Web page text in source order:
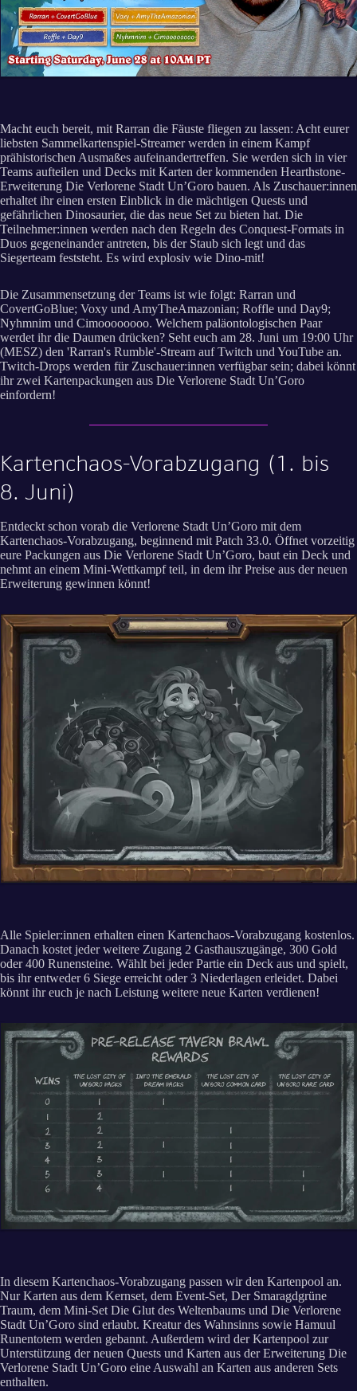
Macht euch bereit, mit Rarran die Fäuste fliegen zu lassen: Acht eurer
liebsten Sammelkartenspiel-Streamer werden in einem Kampf
prähistorischen Ausmaßes aufeinandertreffen. Sie werden sich in vier
Teams aufteilen und Decks mit Karten der kommenden Hearthstone-
Erweiterung Die Verlorene Stadt Un’Goro bauen. Als Zuschauer:innen
erhaltet ihr einen ersten Einblick in die mächtigen Quests und
gefährlichen Dinosaurier, die das neue Set zu bieten hat. Die
Teilnehmer:innen werden nach den Regeln des Conquest-Formats in
Duos gegeneinander antreten, bis der Staub sich legt und das
Siegerteam feststeht. Es wird explosiv wie Dino-mit!
Die Zusammensetzung der Teams ist wie folgt: Rarran und
CovertGoBlue; Voxy und AmyTheAmazonian; Roffle und Day9;
Nyhmnim und Cimoooooooo. Welchem paläontologischen Paar
werdet ihr die Daumen drücken? Seht euch am 28. Juni um 19:00 Uhr
(MESZ) den 'Rarran's Rumble'-Stream auf Twitch und YouTube an.
Twitch-Drops werden für Zuschauer:innen verfügbar sein; dabei könnt
ihr zwei Kartenpackungen aus Die Verlorene Stadt Un’Goro
einfordern!
Kartenchaos-Vorabzugang (1. bis
8. Juni)
Entdeckt schon vorab die Verlorene Stadt Un’Goro mit dem
Kartenchaos-Vorabzugang, beginnend mit Patch 33.0. Öffnet vorzeitig
eure Packungen aus Die Verlorene Stadt Un’Goro, baut ein Deck und
nehmt an einem Mini-Wettkampf teil, in dem ihr Preise aus der neuen
Erweiterung gewinnen könnt!
Alle Spieler:innen erhalten einen Kartenchaos-Vorabzugang kostenlos.
Danach kostet jeder weitere Zugang 2 Gasthauszugänge, 300 Gold
oder 400 Runensteine. Wählt bei jeder Partie ein Deck aus und spielt,
bis ihr entweder 6 Siege erreicht oder 3 Niederlagen erleidet. Dabei
könnt ihr euch je nach Leistung weitere neue Karten verdienen!
In diesem Kartenchaos-Vorabzugang passen wir den Kartenpool an.
Nur Karten aus dem Kernset, dem Event-Set, Der Smaragdgrüne
Traum, dem Mini-Set Die Glut des Weltenbaums und Die Verlorene
Stadt Un’Goro sind erlaubt. Kreatur des Wahnsinns sowie Hamuul
Runentotem werden gebannt. Außerdem wird der Kartenpool zur
Unterstützung der neuen Quests und Karten aus der Erweiterung Die
Verlorene Stadt Un’Goro eine Auswahl an Karten aus anderen Sets
enthalten.